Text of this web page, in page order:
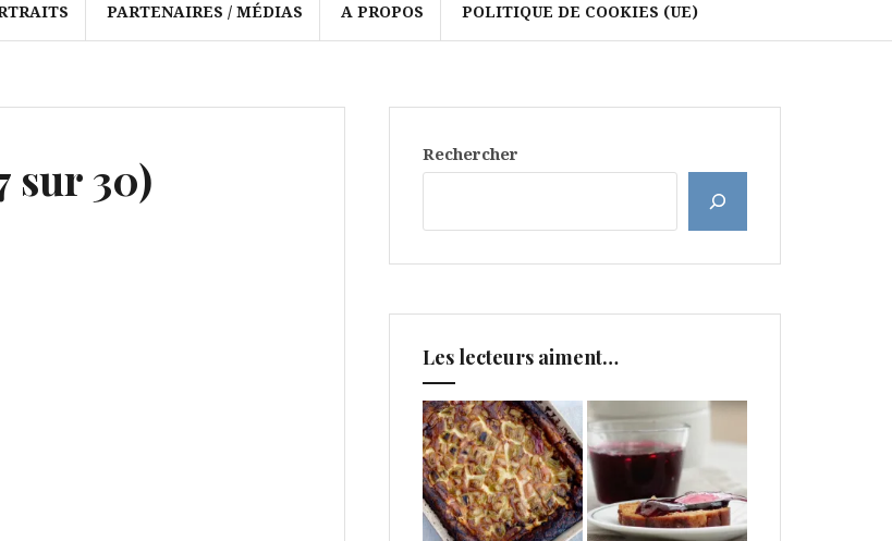
PARTENAIRES / MÉDIAS A PROPOS POLITIQUE DE COOKIES (UE)
sur 30) Rechercher
Les lecteurs aiment…